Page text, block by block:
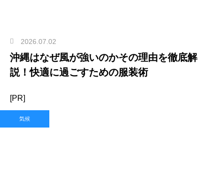
2026.07.02
沖縄はなぜ風が強いのかその理由を徹底解
説！快適に過ごすための服装術
[PR]
気候